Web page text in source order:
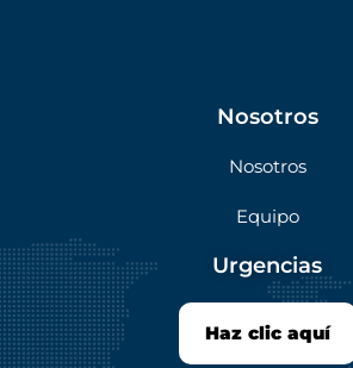
Nosotros
Nosotros
Equipo
Urgencias
Haz clic aquí